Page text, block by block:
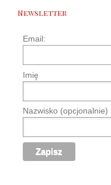
Newsletter
Email:
Imię
Nazwisko (opcjonalnie)